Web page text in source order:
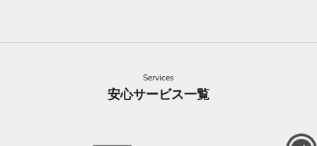
Services
安心サービス一覧